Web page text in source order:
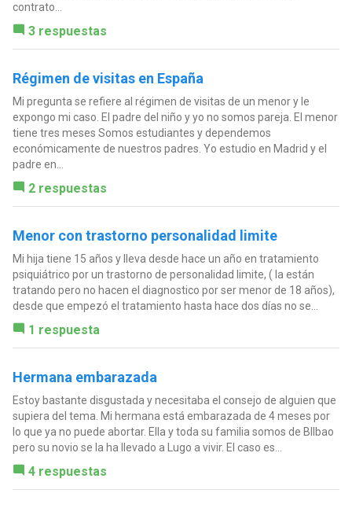
contrato...
3 respuestas
Régimen de visitas en España
Mi pregunta se refiere al régimen de visitas de un menor y le
expongo mi caso. El padre del niño y yo no somos pareja. El menor
tiene tres meses Somos estudiantes y dependemos
económicamente de nuestros padres. Yo estudio en Madrid y el
padre en...
2 respuestas
Menor con trastorno personalidad limite
Mi hija tiene 15 años y lleva desde hace un año en tratamiento
psiquiátrico por un trastorno de personalidad limite, ( la están
tratando pero no hacen el diagnostico por ser menor de 18 años),
desde que empezó el tratamiento hasta hace dos días no se...
1 respuesta
Hermana embarazada
Estoy bastante disgustada y necesitaba el consejo de alguien que
supiera del tema. Mi hermana está embarazada de 4 meses por
lo que ya no puede abortar. Ella y toda su familia somos de BIlbao
pero su novio se la ha llevado a Lugo a vivir. El caso es...
4 respuestas